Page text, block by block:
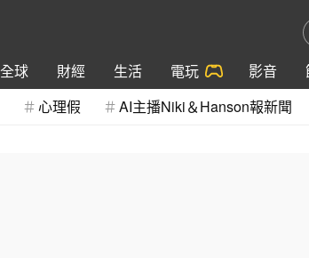
全球 財經 生活 電玩 影音
心理假 AI主播Niki＆Hanson報新聞